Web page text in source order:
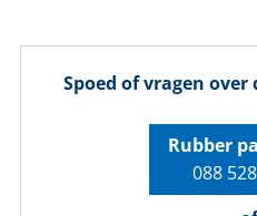
Spoed of vragen
Rubber
088